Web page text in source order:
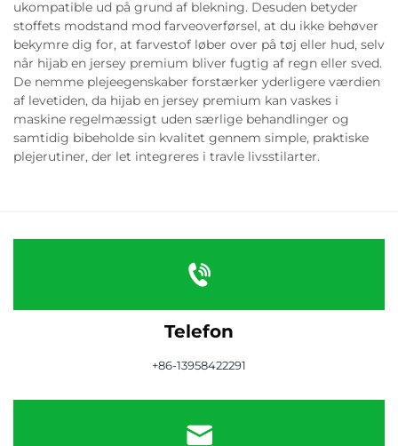
ukompatible ud på grund af blekning. Desuden betyder
stoffets modstand mod farveoverførsel, at du ikke behøver
bekymre dig for, at farvestof løber over på tøj eller hud, selv
når hijab en jersey premium bliver fugtig af regn eller sved.
De nemme plejeegenskaber forstærker yderligere værdien
af levetiden, da hijab en jersey premium kan vaskes i
maskine regelmæssigt uden særlige behandlinger og
samtidig bibeholde sin kvalitet gennem simple, praktiske
plejerutiner, der let integreres i travle livsstilarter.
Telefon
+86-13958422291